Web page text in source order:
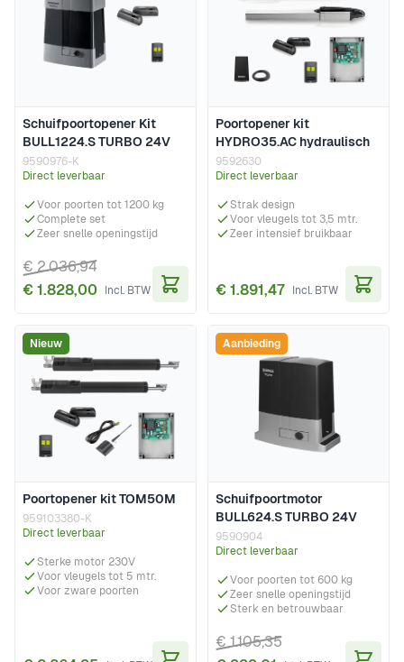
Schuifpoortopener Kit
BULL1224.S TURBO 24V
9590976-K
Direct leverbaar
Voor poorten tot 1200 kg
Complete set
Zeer snelle openingstijd
€ 1.828,00
€ 2.036,94
Poortopener kit
HYDRO35.AC hydraulisch
9592630
Direct leverbaar
Strak design
Voor vleugels tot 3,5 mtr.
Zeer intensief bruikbaar
€ 1.891,47
Poortopener kit TOM50M
959103380-K
Direct leverbaar
Sterke motor 230V
Voor vleugels tot 5 mtr.
Voor zware poorten
Nieuw
Schuifpoortmotor
BULL624.S TURBO 24V
9590904
Direct leverbaar
Voor poorten tot 600 kg
Zeer snelle openingstijd
Sterk en betrouwbaar
€ 1.105,35
Aanbieding